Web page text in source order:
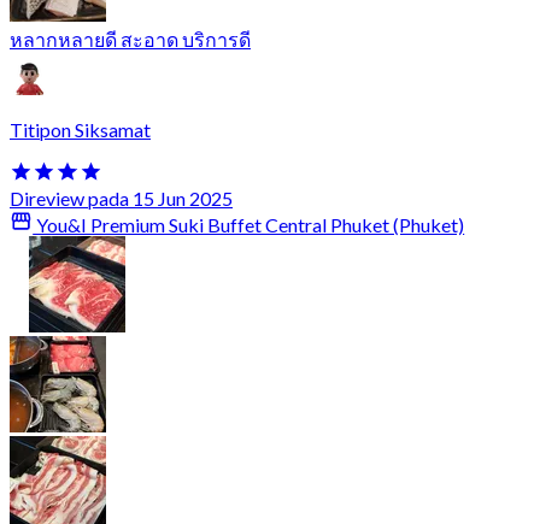
หลากหลายดี สะอาด บริการดี
Titipon Siksamat
Direview pada 15 Jun 2025
You&I Premium Suki Buffet Central Phuket (Phuket)